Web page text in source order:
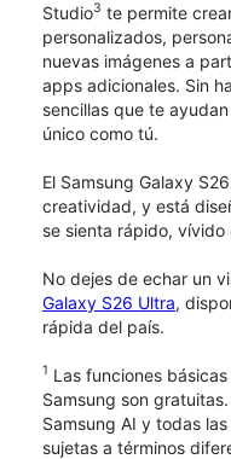
Studio3 te permite
personalizados,
nuevas imágenes a
apps adicionales. Sin
sencillas que te
único como tú.
El Samsung Galaxy
creatividad, y está
se sienta rápido, vívido
No dejes de echar un
Galaxy S26 Ultra,
rápida del país.
1 Las funciones
Samsung son
Samsung AI y todas
sujetas a términos